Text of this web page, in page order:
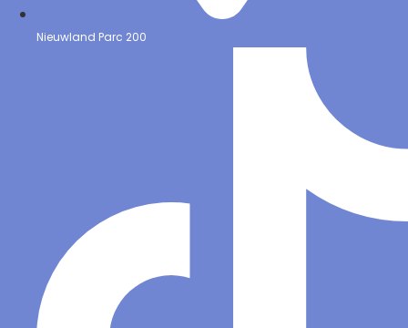
Nieuwland Parc 200